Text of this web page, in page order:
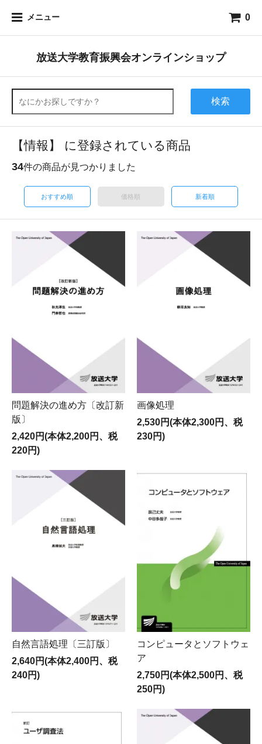
メニュー 0
放送大学教育振興会オンラインショップ
検索
【情報】 に登録されている商品
34件の商品が見つかりました
おすすめ順 価格順 新着順
問題解決の進め方〔改訂新
版〕
2,420円(本体2,200円、税
220円)
画像処理
2,530円(本体2,300円、税
230円)
自然言語処理〔三訂版〕
2,640円(本体2,400円、税
240円)
コンピュータとソフトウェ
ア
2,750円(本体2,500円、税
250円)